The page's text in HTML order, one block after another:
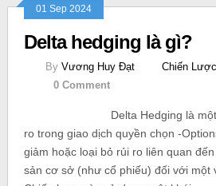
01 Sep 2024
Delta hedging là gì?
By Vương Huy Đạt Chiến Lược
0 Comment
Delta Hedging là
ro trong giao dịch quyền chọn -
giảm hoặc loại bỏ rủi ro liên quan
sản cơ sở (như cổ phiếu) đối với một